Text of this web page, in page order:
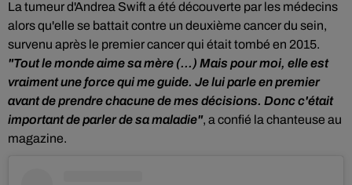
La tumeur d'Andrea Swift a été découverte par les médecins
alors qu'elle se battait contre un deuxième cancer du sein,
survenu après le premier cancer qui était tombé en 2015.
"Tout le monde aime sa mère (...) Mais pour moi, elle est
vraiment une force qui me guide. Je lui parle en premier
avant de prendre chacune de mes décisions. Donc c'était
important de parler de sa maladie", a confié la chanteuse au
magazine.